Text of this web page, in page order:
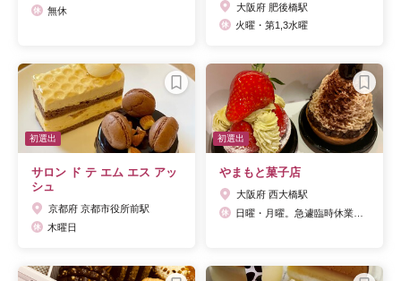
無休
大阪府 肥後橋駅
火曜・第1,3水曜
初選出
サロン ド テ エム エス アッ
シュ
京都府 京都市役所前駅
木曜日
初選出
やまもと菓子店
大阪府 西大橋駅